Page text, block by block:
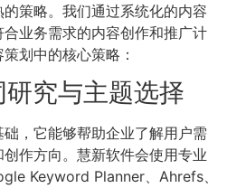
策略。我们通过系统化的内容
业务需求的内容创作和推广计
划中的核心策略：
究与主题选择
，它能够帮助企业了解用户需
作方向。慧新软件会使用专业
Keyword Planner、Ahrefs、